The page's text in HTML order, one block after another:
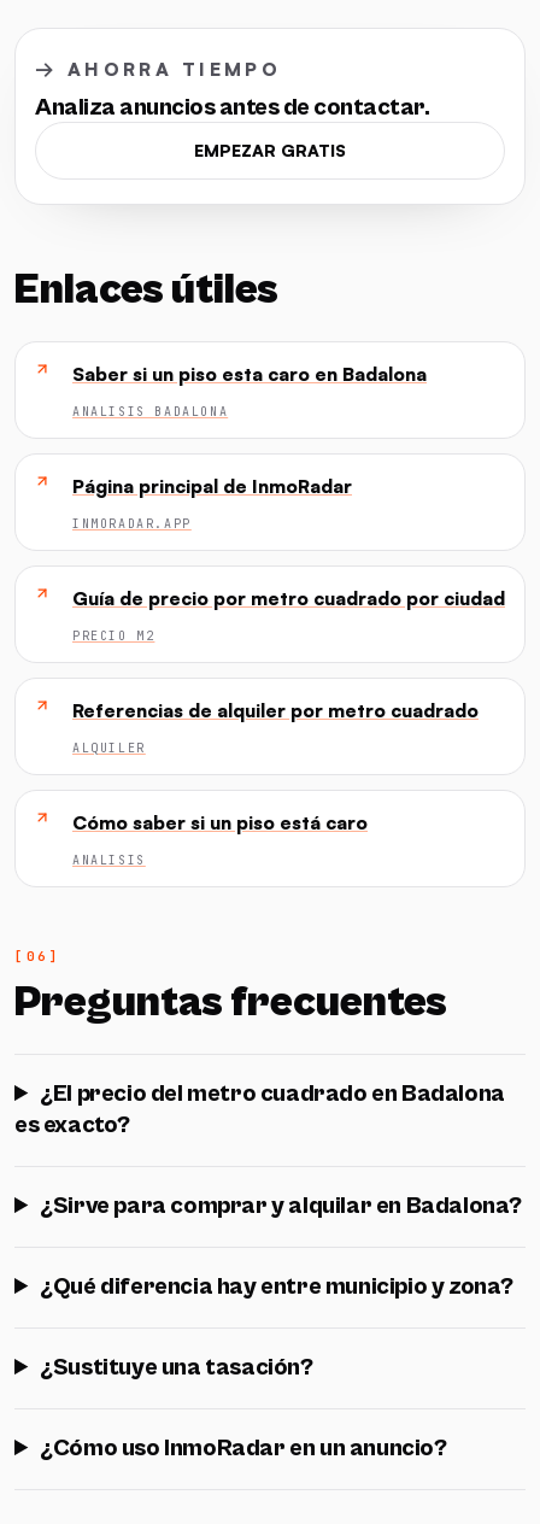
→ AHORRA TIEMPO
Analiza anuncios antes de contactar.
EMPEZAR GRATIS
Enlaces útiles
Saber si un piso esta caro en Badalona
ANALISIS BADALONA
Página principal de InmoRadar
INMORADAR.APP
Guía de precio por metro cuadrado por ciudad
PRECIO M2
Referencias de alquiler por metro cuadrado
ALQUILER
Cómo saber si un piso está caro
ANALISIS
Preguntas frecuentes
¿El precio del metro cuadrado en Badalona
es exacto?
¿Sirve para comprar y alquilar en Badalona?
¿Qué diferencia hay entre municipio y zona?
¿Sustituye una tasación?
¿Cómo uso InmoRadar en un anuncio?